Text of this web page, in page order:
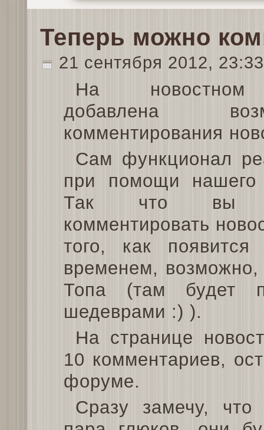
Теперь можно
21 сентября 2012,
На
добавлена
комментирования
Сам функционал
при помощи
Так что вы
комментировать
того, как
временем, возможно,
Топа (там будет
шедеврами :) ).
На странице
10 комментариев,
форуме.
Сразу замечу,